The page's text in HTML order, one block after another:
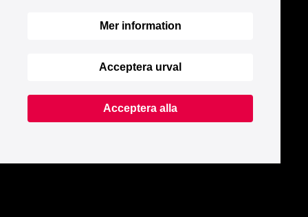
Mer information
Acceptera urval
Acceptera alla